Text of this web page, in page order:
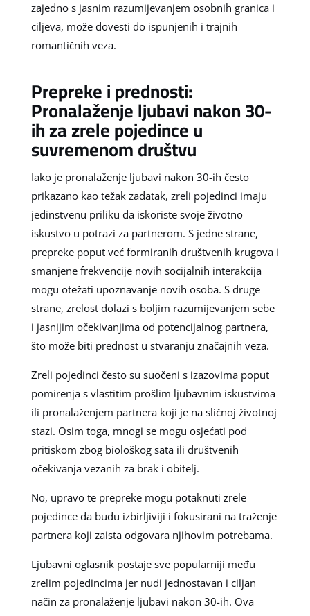
zajedno s jasnim razumijevanjem osobnih granica i
ciljeva, može dovesti do ispunjenih i trajnih
romantičnih veza.
Prepreke i prednosti:
Pronalaženje ljubavi nakon 30-
ih za zrele pojedince u
suvremenom društvu
Iako je pronalaženje ljubavi nakon 30-ih često
prikazano kao težak zadatak, zreli pojedinci imaju
jedinstvenu priliku da iskoriste svoje životno
iskustvo u potrazi za partnerom. S jedne strane,
prepreke poput već formiranih društvenih krugova i
smanjene frekvencije novih socijalnih interakcija
mogu otežati upoznavanje novih osoba. S druge
strane, zrelost dolazi s boljim razumijevanjem sebe
i jasnijim očekivanjima od potencijalnog partnera,
što može biti prednost u stvaranju značajnih veza.
Zreli pojedinci često su suočeni s izazovima poput
pomirenja s vlastitim prošlim ljubavnim iskustvima
ili pronalaženjem partnera koji je na sličnoj životnoj
stazi. Osim toga, mnogi se mogu osjećati pod
pritiskom zbog biološkog sata ili društvenih
očekivanja vezanih za brak i obitelj.
No, upravo te prepreke mogu potaknuti zrele
pojedince da budu izbirljiviji i fokusirani na traženje
partnera koji zaista odgovara njihovim potrebama.
Ljubavni oglasnik postaje sve popularniji među
zrelim pojedincima jer nudi jednostavan i ciljan
način za pronalaženje ljubavi nakon 30-ih. Ova